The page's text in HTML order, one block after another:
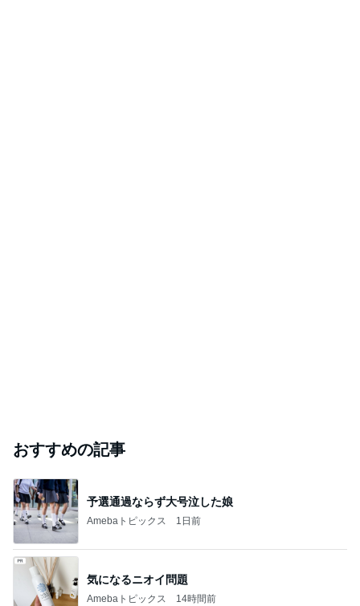
おすすめの記事
予選通過ならず大号泣した娘
Amebaトピックス 1日前
気になるニオイ問題
Amebaトピックス 14時間前